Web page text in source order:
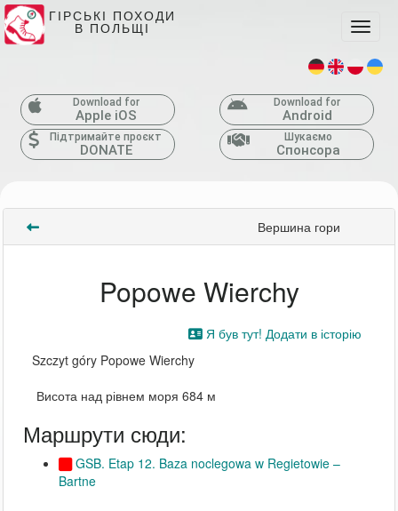
ГІРСЬКІ ПОХОДИ
В ПОЛЬЩІ
Download for
Apple iOS
Download for
Android
Підтримайте проєкт
DONATE
Шукаємо
Спонсора
Вершина гори
Popowe Wierchy
Я був тут! Додати в історію
Szczyt góry Popowe Wierchy
Висота над рівнем моря 684 м
Маршрути сюди:
GSB. Etap 12. Baza noclegowa w Regietowie –
Bartne